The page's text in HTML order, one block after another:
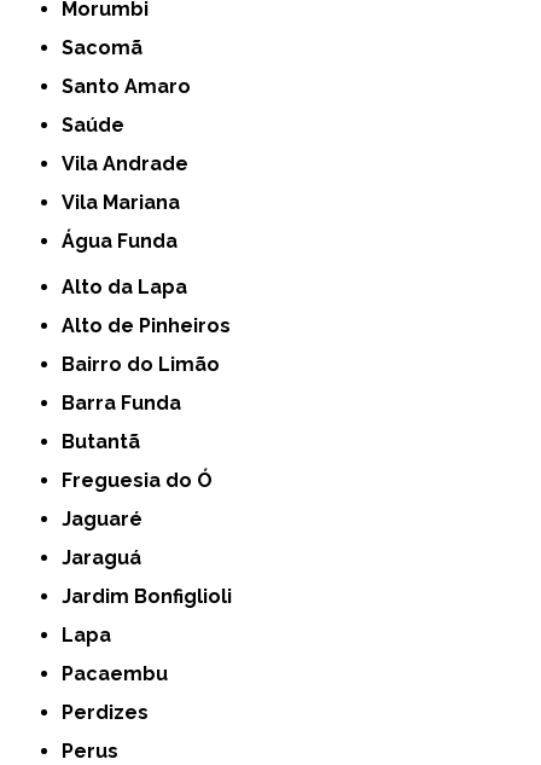
Morumbi
Sacomã
Santo Amaro
Saúde
Vila Andrade
Vila Mariana
Água Funda
Alto da Lapa
Alto de Pinheiros
Bairro do Limão
Barra Funda
Butantã
Freguesia do Ó
Jaguaré
Jaraguá
Jardim Bonfiglioli
Lapa
Pacaembu
Perdizes
Perus